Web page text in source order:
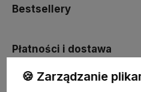
Bestsellery
Płatności i dostawa
🍪 Zarządzanie